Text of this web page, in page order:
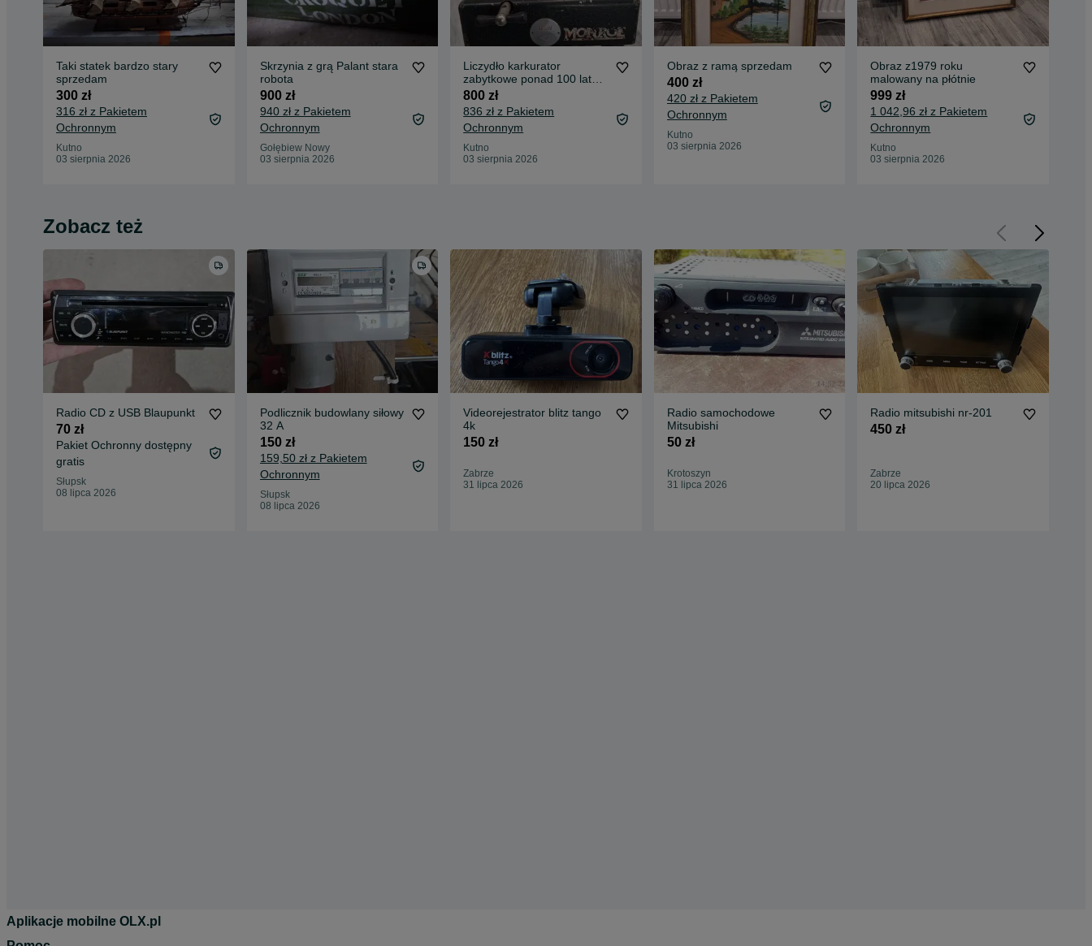
Taki statek bardzo stary
sprzedam
300 zł
316 zł z Pakietem
Ochronnym
Kutno
03 sierpnia 2026
Skrzynia z grą Palant stara
robota
900 zł
940 zł z Pakietem
Ochronnym
Gołębiew Nowy
03 sierpnia 2026
Liczydło karkurator
zabytkowe ponad 100 lat
temu wyprodukowane
800 zł
836 zł z Pakietem
Ochronnym
Kutno
03 sierpnia 2026
Obraz z ramą sprzedam
400 zł
420 zł z Pakietem
Ochronnym
Kutno
03 sierpnia 2026
Obraz z1979 roku
malowany na płótnie
999 zł
1 042,96 zł z Pakietem
Ochronnym
Kutno
03 sierpnia 2026
Zobacz też
Radio CD z USB Blaupunkt
70 zł
Pakiet Ochronny dostępny
gratis
Słupsk
08 lipca 2026
Podlicznik budowlany siłowy
32 A
150 zł
159,50 zł z Pakietem
Ochronnym
Słupsk
08 lipca 2026
Videorejestrator blitz tango
4k
150 zł
Zabrze
31 lipca 2026
Radio samochodowe
Mitsubishi
50 zł
Krotoszyn
31 lipca 2026
Radio mitsubishi nr-201
450 zł
Zabrze
20 lipca 2026
Aplikacje mobilne OLX.pl